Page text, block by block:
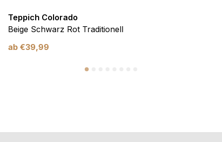
Teppich Colorado
Beige Schwarz Rot Traditionell
ab €39,99